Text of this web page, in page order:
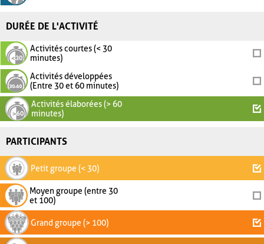
DURÉE DE L'ACTIVITÉ
Activités courtes (< 30
minutes)
Activités développées
(Entre 30 et 60 minutes)
Activités élaborées (> 60
minutes)
PARTICIPANTS
Petit groupe (< 30)
Moyen groupe (entre 30
et 100)
Grand groupe (> 100)